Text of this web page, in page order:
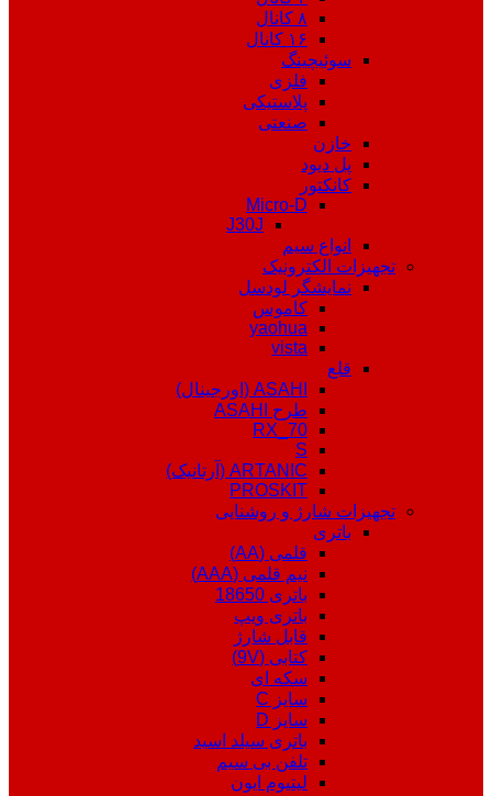
۸ کانال
۱۶ کانال
سوئیچینگ
فلزی
پلاستیکی
صنعتی
خازن
پل دیود
کانکتور
Micro-D
J30J
انواع سیم
تجهیزات الکترونیک
نمایشگر لودسل
کاموس
yaohua
vista
قلع
ASAHI (اورجینال)
طرح ASAHI
RX_70
S
ARTANIC (آرتانیک)
PROSKIT
تجهیزات شارژ و روشنایی
باتری
قلمی (AA)
نیم قلمی (AAA)
باتری 18650
باتری ویپ
قابل شارژ
کتابی (9V)
سکه ای
سایز C
سایز D
باتری سیلد اسید
تلفن بی سیم
لیتیوم ایون